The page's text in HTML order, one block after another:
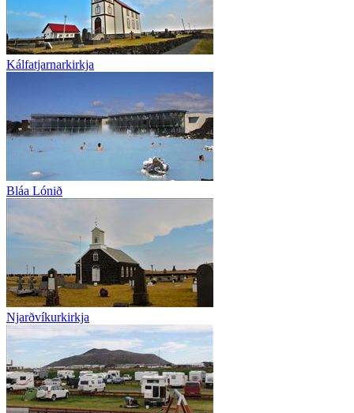
Kálfatjarnarkirkja
Bláa Lónið
Njarðvíkurkirkja